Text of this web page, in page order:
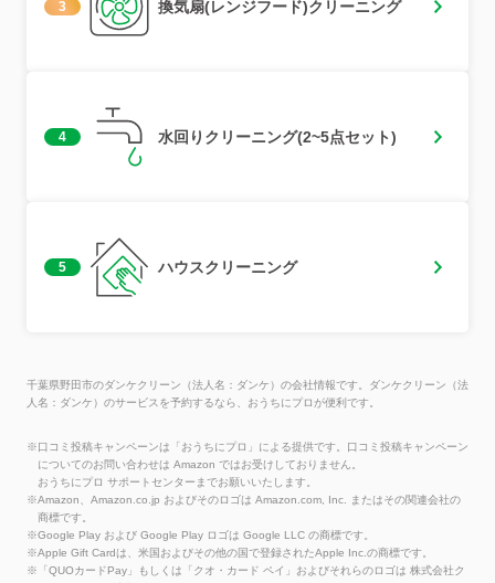
3 換気扇(レンジフード)クリーニング
4 水回りクリーニング(2~5点セット)
5 ハウスクリーニング
千葉県野田市のダンケクリーン（法人名：ダンケ）の会社情報です。ダンケクリーン（法
人名：ダンケ）のサービスを予約するなら、おうちにプロが便利です。
※口コミ投稿キャンペーンは「おうちにプロ」による提供です。口コミ投稿キャンペーン
についてのお問い合わせは Amazon ではお受けしておりません。
おうちにプロ サポートセンターまでお願いいたします。
※Amazon、Amazon.co.jp およびそのロゴは Amazon.com, Inc. またはその関連会社の
商標です。
※Google Play および Google Play ロゴは Google LLC の商標です。
※Apple Gift Cardは、米国およびその他の国で登録されたApple Inc.の商標です。
※「QUOカードPay」もしくは「クオ・カード ペイ」およびそれらのロゴは 株式会社ク